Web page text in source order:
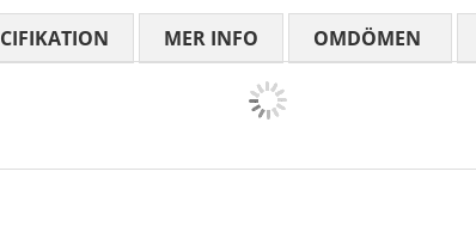
MER INFO OMDÖMEN